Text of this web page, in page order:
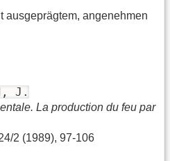
ausgeprägtem, angenehmen
J.
La production du feu par
2 (1989), 97-106